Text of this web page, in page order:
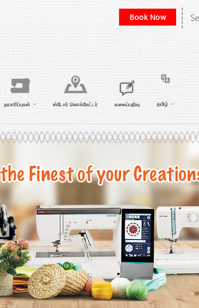
Book Now
தயாரிப்புகள் ஸ்டோர் லொக்கேட்டர் வலைப்பதிவு தமிழ்